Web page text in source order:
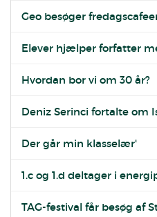
Geo besøger
Elever hjælper forfatter
Hvordan bor vi om 30 år?
Deniz Serinci fortalte om
Der går min klasselær'
1.c og 1.d deltager i
TAG-festival får besøg af